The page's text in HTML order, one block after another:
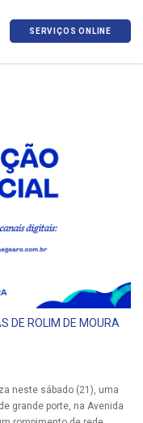
SERVIÇOS ONLINE
DE ROLIM DE MOURA
neste sábado (21), uma
grande porte, na Avenida